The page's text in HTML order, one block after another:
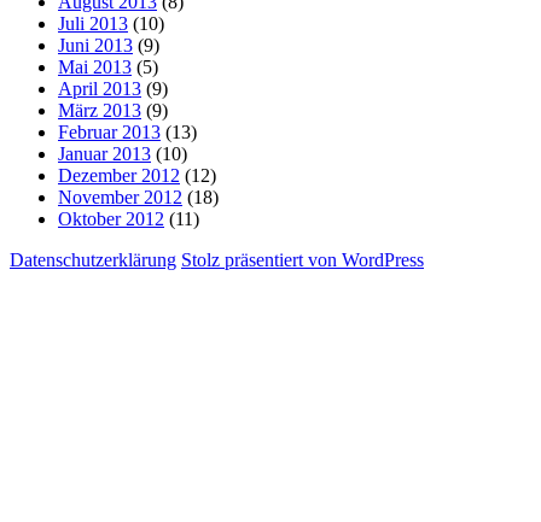
Juli 2013 (10)
Juni 2013 (9)
Mai 2013 (5)
April 2013 (9)
März 2013 (9)
Februar 2013 (13)
Januar 2013 (10)
Dezember 2012 (12)
November 2012 (18)
Oktober 2012 (11)
Datenschutzerklärung Stolz präsentiert von WordPress